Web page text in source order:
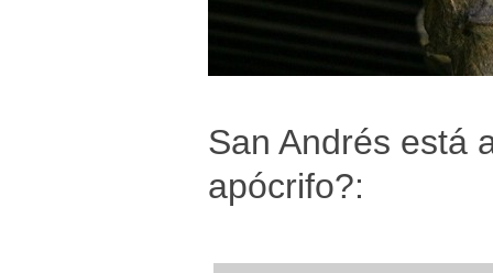
San Andrés está
apócrifo?: